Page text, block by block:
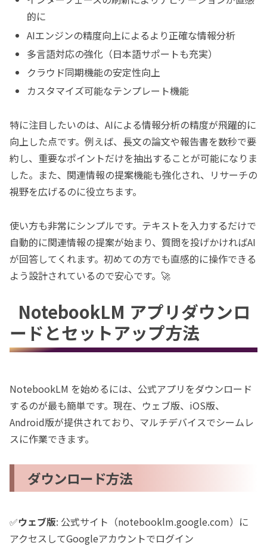
的に
AIエンジンの精度向上によるより正確な情報分析
多言語対応の強化（日本語サポートも充実）
クラウド同期機能の安定性向上
カスタマイズ可能なテンプレート機能
特に注目したいのは、AIによる情報分析の精度が飛躍的に
向上した点です。例えば、長文の論文や報告書を数秒で要
約し、重要なポイントだけを抽出することが可能になりま
した。また、関連情報の提案機能も強化され、リサーチの
視野を広げるのに役立ちます。
使い方も非常にシンプルです。テキストを入力するだけで
自動的に関連情報の提案が始まり、質問を投げかければAI
が回答してくれます。初めての方でも直感的に操作できる
よう設計されているので安心です。🚀
NotebookLM アプリダウンロ
ードとセットアップ方法
NotebookLM を始めるには、公式アプリをダウンロード
するのが最も簡単です。現在、ウェブ版、iOS版、
Android版が提供されており、マルチデバイスでシームレ
スに作業できます。
ダウンロード方法
✅️ウェブ版: 公式サイト（notebooklm.google.com）に
アクセスしてGoogleアカウントでログイン